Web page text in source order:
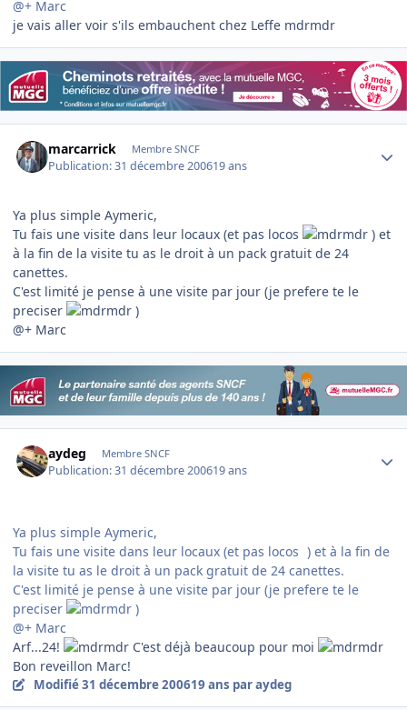
@+ Marc
je vais aller voir s'ils embauchent chez Leffe mdrmdr
marcarrick Membre SNCF
Publication:31 décembre 200619 ans
Ya plus simple Aymeric,
Tu fais une visite dans leur locaux (et pas locos
) et
à la fin de la visite tu as le droit à un pack gratuit de 24
canettes.
C'est limité je pense à une visite par jour (je prefere te le
preciser
)
@+ Marc
aydeg Membre SNCF
Publication:31 décembre 200619 ans
Ya plus simple Aymeric,
Tu fais une visite dans leur locaux (et pas locos ) et à la fin de
la visite tu as le droit à un pack gratuit de 24 canettes.
C'est limité je pense à une visite par jour (je prefere te le
preciser
)
@+ Marc
Arf...24!
C'est déjà beaucoup pour moi
Bon reveillon Marc!
Modifié31 décembre 200619 ans par aydeg